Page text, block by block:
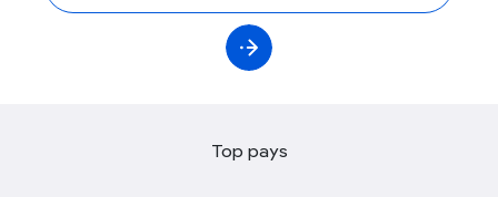
Top pays